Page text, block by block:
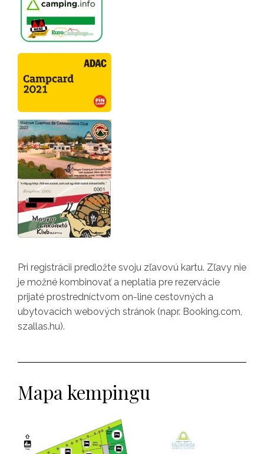
Pri registrácii predložte svoju zľavovú kartu. Zľavy nie
je možné kombinovať a neplatia pre rezervácie
prijaté prostredníctvom on-line cestovných a
ubytovacích webových stránok (napr. Booking.com,
szallas.hu).
Mapa kempingu